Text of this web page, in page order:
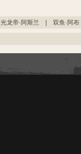
光龙帝·阿斯兰 双鱼·阿布